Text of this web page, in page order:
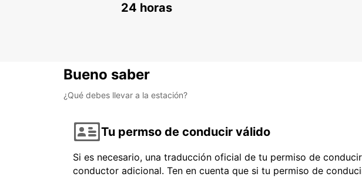
24 horas
Bueno saber
¿Qué debes llevar a la estación?
Tu permso de conducir válido
Si es necesario, una traducción oficial de tu permiso de
conductor adicional. Ten en cuenta que si tu permiso de